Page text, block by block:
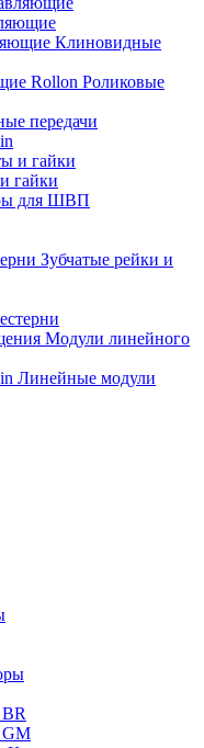
Клиновидные
Роликовые
передачи
гайки
для ШВП
Зубчатые рейки и
Модули линейного
Линейные модули
GM